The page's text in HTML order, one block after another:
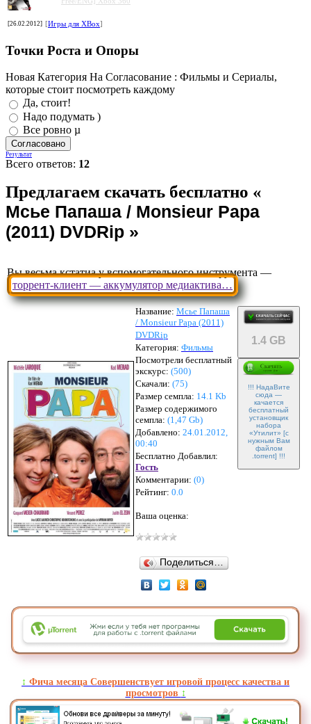
[26.02.2012] [Игры для XBox]
Точки Роста и Опоры
Новая Категория На Согласование : Фильмы и Сериалы,
которые стоит посмотреть каждому
Да, стоит!
Надо подумать )
Все ровно µ
Результат
Всего ответов: 12
Вы весьма кстатиа у вспомогательного инструмента —
торрент-клиент — аккумулятор медиактива…
Название: Мсье Папаша
/ Monsieur Papa (2011)
DVDRip
1.4 GB
!!! НадаВите
сюда —
качается
бесплатный
установщик
набора
«Утилит» [с
нужным Вам
файлом
.torrent] !!!
Категория: Фильмы
Посмотрели бесплатный
экскурс: (500)
Скачали: (75)
Размер семпла: 14.1 Kb
Размер содержимого
семпла: (1,47 Gb)
Добавлено: 24.01.2012,
00:40
Бесплатно Добавлил:
Гость
Комментарии: (0)
Рейтинг: 0.0
Ваша оценка:
Поделиться…
↕️ Фича месяца Совершенствует игровой процесс качества и
просмотров ↕️